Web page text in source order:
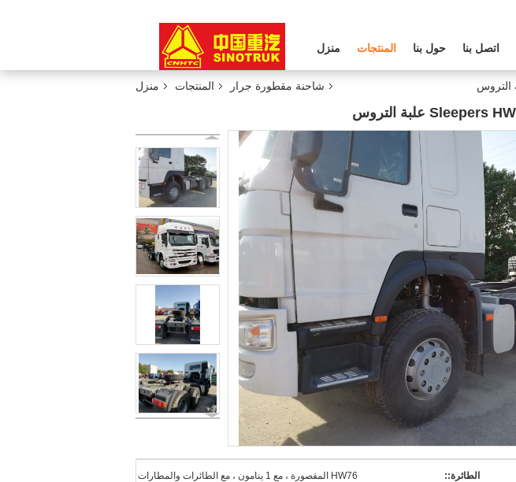
منزل المنتجات حول بنا اتصل بنا
منزل المنتجات شاحنة مقطورة جرار
الطائرة:: HW76 المقصورة ، مع 1 ينامون ، مع الطائرات والمطارات